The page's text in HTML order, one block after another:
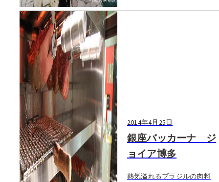
2014年4月25日
銀座バッカーナ ジ
ョイア博多
熱気溢れるブラジルの肉料